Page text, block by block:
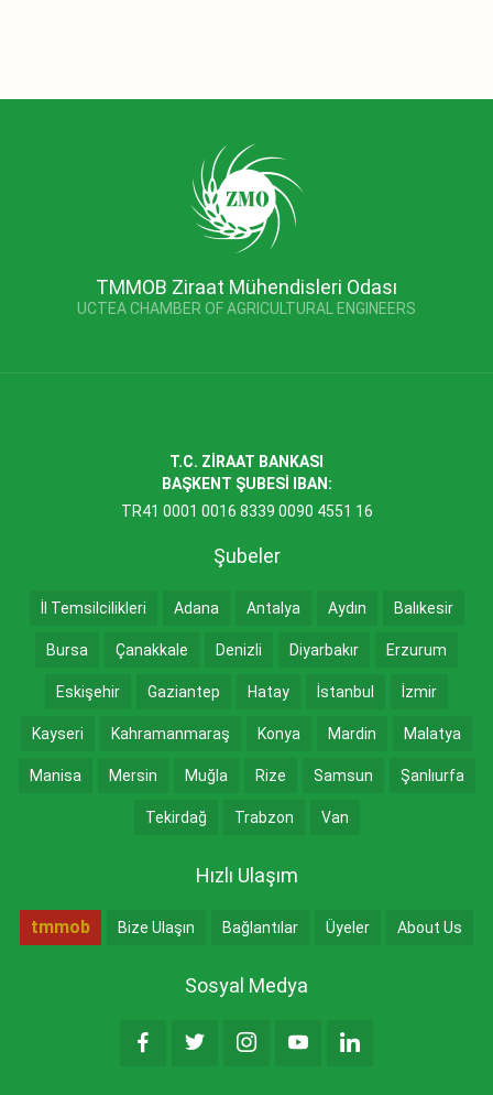
TMMOB Ziraat Mühendisleri Odası
UCTEA CHAMBER OF AGRICULTURAL ENGINEERS
T.C. ZİRAAT BANKASI
BAŞKENT ŞUBESİ IBAN:
TR41 0001 0016 8339 0090 4551 16
Şubeler
İl Temsilcilikleri Adana Antalya Aydın Balıkesir
Bursa Çanakkale Denizli Diyarbakır Erzurum
Eskişehir Gaziantep Hatay İstanbul İzmir
Kayseri Kahramanmaraş Konya Mardin Malatya
Manisa Mersin Muğla Rize Samsun Şanlıurfa
Tekirdağ Trabzon Van
Hızlı Ulaşım
tmmob Bize Ulaşın Bağlantılar Üyeler About Us
Sosyal Medya